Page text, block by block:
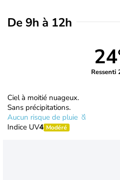
De 9h à 12h
Ressenti
Ciel à moitié nuageux.
Sans précipitations.
Aucun risque de pluie
Indice UV4 Modéré